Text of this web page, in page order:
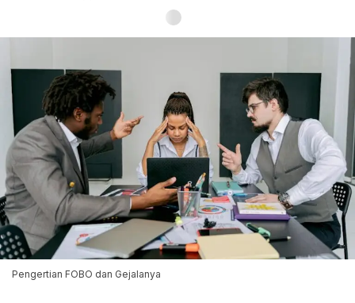
Pengertian FOBO dan Gejalanya